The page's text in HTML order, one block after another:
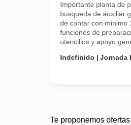
Importante planta de
busqueda de auxiliar
de contar con minimo
funciones de
utencilios y apoyo
Indefinido
Jornada
Te proponemos